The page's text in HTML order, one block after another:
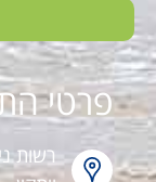
פרטי
רשות